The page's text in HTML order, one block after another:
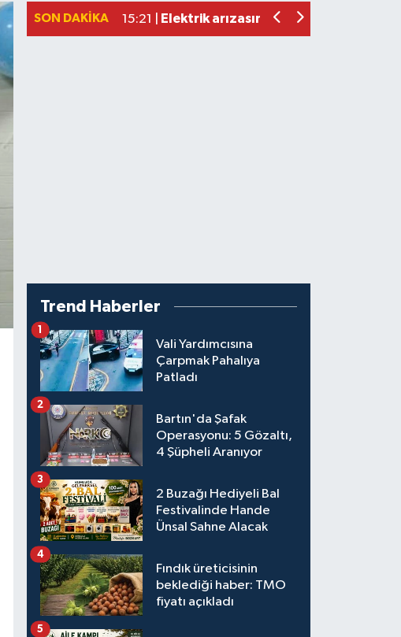
SON DAKIKA
23:12 |Bartın'da nem oranı yüzde 100'e
Trend Haberler
Vali Yardımcısına
Çarpmak Pahalıya
Patladı
1
Bartın'da Şafak
Operasyonu: 5 Gözaltı,
4 Şüpheli Aranıyor
2
2 Buzağı Hediyeli Bal
Festivalinde Hande
Ünsal Sahne Alacak
3
Fındık üreticisinin
beklediği haber: TMO
fiyatı açıkladı
4
5